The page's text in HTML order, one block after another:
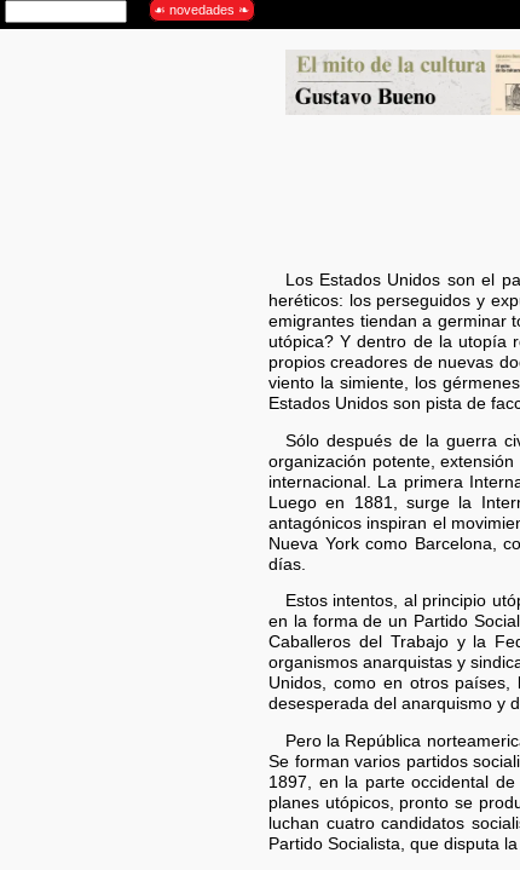
Los Estados Unidos son el
heréticos: los perseguidos y
emigrantes tiendan a germinar
utópica? Y dentro de la utopía
propios creadores de nuevas
viento la simiente, los
Estados Unidos son pista de
Sólo después de la guerra
organización potente,
internacional. La primera
Luego en 1881, surge la
antagónicos inspiran el
Nueva York como Barcelona,
días.
Estos intentos, al principio
en la forma de un Partido
Caballeros del Trabajo y la
organismos anarquistas y
Unidos, como en otros
desesperada del anarquismo y
Pero la República
Se forman varios partidos
1897, en la parte occidental
planes utópicos, pronto se
luchan cuatro candidatos
Partido Socialista, que disputa